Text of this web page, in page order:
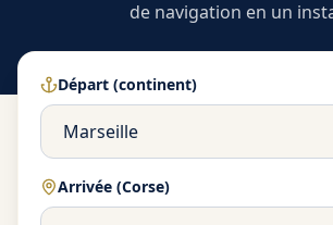
de navigation en un
Départ (continent)
Arrivée (Corse)